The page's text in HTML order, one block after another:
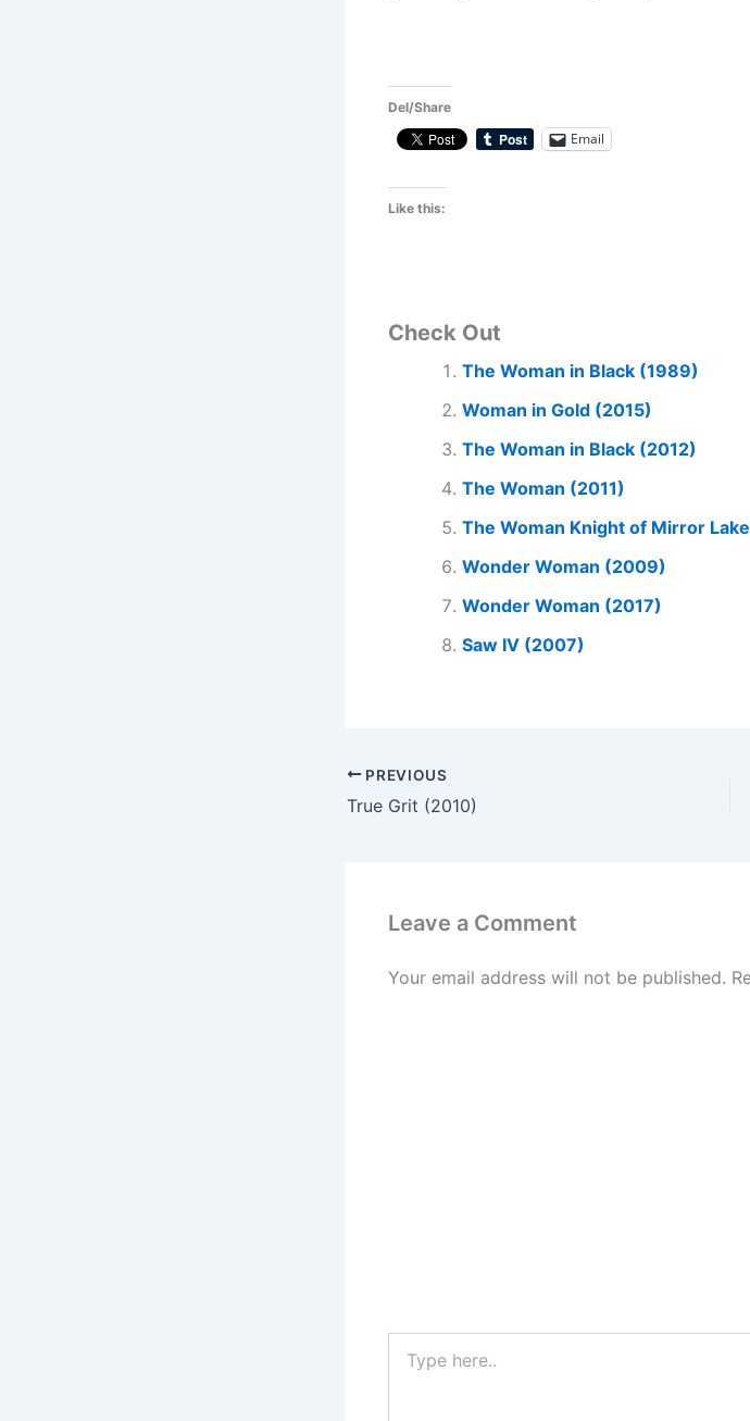
Del/Share
Email
Like this:
Check Out
The Woman in Black (1989)
Woman in Gold (2015)
The Woman in Black (2012)
The Woman (2011)
The Woman Knight of Mirror
Wonder Woman (2009)
Wonder Woman (2017)
Saw IV (2007)
PREVIOUS
True Grit (2010)
Leave a Comment
Your email address will not be published.
here..